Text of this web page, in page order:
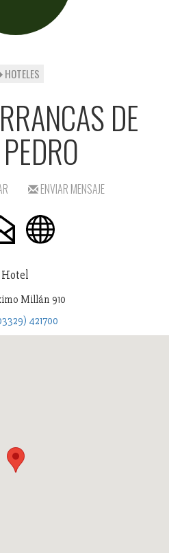
HOTELES
DE
ENVIAR MENSAJE
Hotel
Millán 910
421700